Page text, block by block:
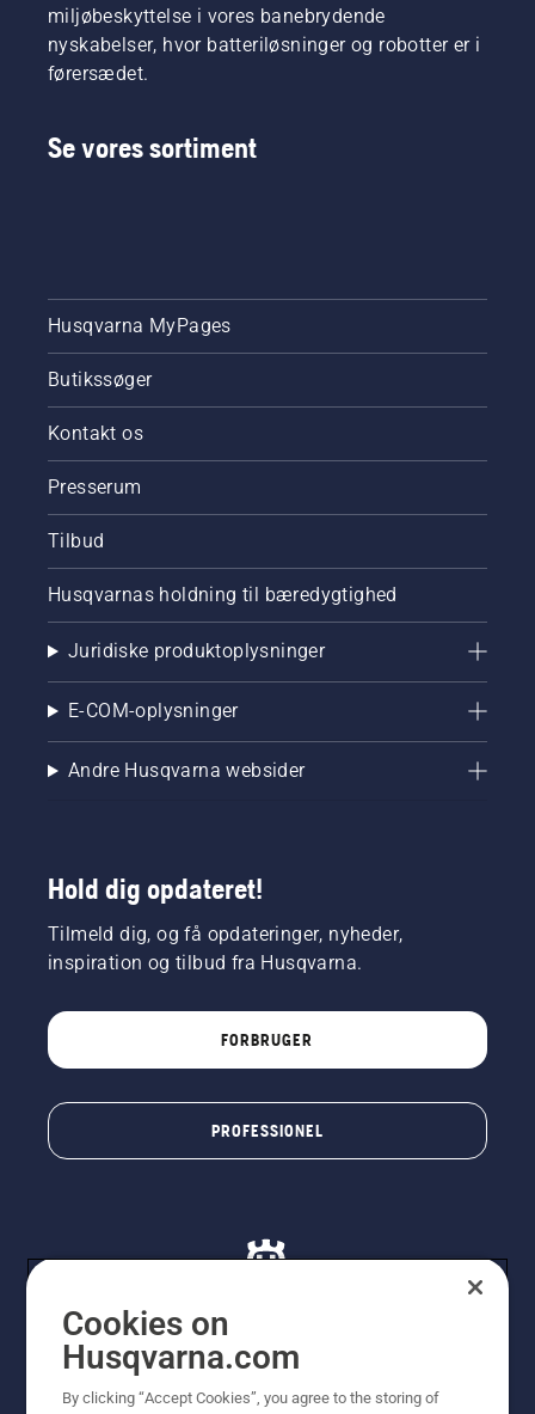
miljøbeskyttelse i vores banebrydende
nyskabelser, hvor batteriløsninger og robotter er i
førersædet.
Se vores sortiment
Husqvarna MyPages
Butikssøger
Kontakt os
Presserum
Tilbud
Husqvarnas holdning til bæredygtighed
Juridiske produktoplysninger
E-COM-oplysninger
Andre Husqvarna websider
Hold dig opdateret!
Tilmeld dig, og få opdateringer, nyheder,
inspiration og tilbud fra Husqvarna.
FORBRUGER
PROFESSIONEL
viste priser er vejledende udsalgspriser. Der tages
Cookies on
Husqvarna.com
By clicking “Accept Cookies”, you agree to the storing of